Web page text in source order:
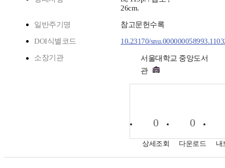
26cm.
일반주기명 참고문헌수록
DOI식별코드 10.23170/
소장기관
서울대학교 중앙도서
관
0
상세조회
0
다운로드 내